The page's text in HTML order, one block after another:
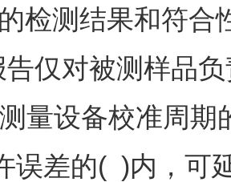
检测结果和符
告仅对被测样品负
量设备校准周
误差的( )内，可